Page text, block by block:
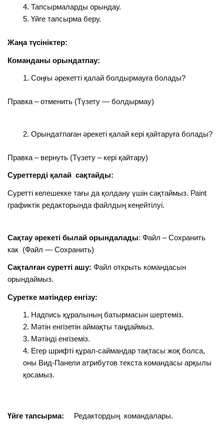
Тапсырмаларды орындау.
Үйге тапсырма беру.
Жаңа түсініктер:
Команданы орындатпау:
Соңғы әрекетті қалай болдырмауға болады?
Правка – отменить (Түзету — болдырмау)
Орындатпаған әрекеті қалай кері қайтаруға болады?
Правка – вернуть (Түзету – кері қайтару)
Суреттерді қалай сақтайды:
Суретті келешекке тағы да қолдану үшін сақтаймыз. Раіnt
графиктік редакторында файлдың кеңейтілуі.
Сақтау әрекеті былай орындалады: Файл – Сохранить
как (Файл — Сохранить)
Сақталған суретті ашу: Файл открыть командасын
орындаймыз.
Суретке мәтіндер енгізу:
Надпись құралының батырмасын шертеміз.
Мәтін енгізетін аймақты таңдаймыз.
Мәтінді енгіземіз.
Егер шрифті құрал-саймандар тақтасы жоқ болса,
оны Вид-Панели атрибутов текста командасы арқылы
қосамыз.
Үйге тапсырма: Редактордың командалары.